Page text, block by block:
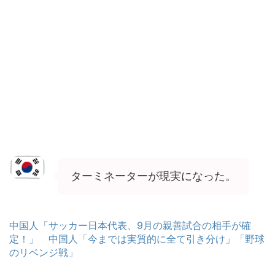
ターミネーターが現実になった。
中国人「サッカー日本代表、9月の親善試合の相手が確
定！」 中国人「今までは実質的に全て引き分け」「野球
のリベンジ戦」